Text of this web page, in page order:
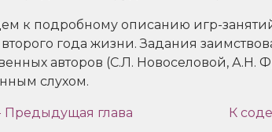
к подробному описанию игр-
года жизни. Задания
авторов (С.Л. Новоселовой,
слухом.
глава К